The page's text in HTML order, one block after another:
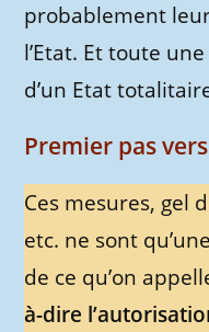
probablement
l’Etat. Et toute
d’un Etat
Premier pas
Ces mesures, gel
etc. ne sont
de ce qu’on
à-dire